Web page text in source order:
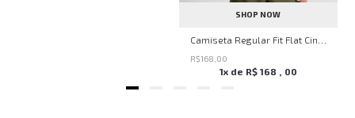
SHOP NOW
R$168 00
1x de R$ 168 , 00